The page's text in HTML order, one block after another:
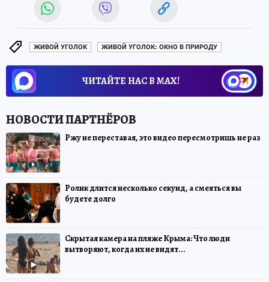
ЖИВОЙ УГОЛОК ЖИВОЙ УГОЛОК: ОКНО В ПРИРОДУ
ЧИТАЙТЕ НАС В МАХ!
Ржу не переставая, это видео пересмотришь не раз
Ролик длится несколько секунд, а смеяться вы
будете долго
Скрытая камера на пляже Крыма: Что люди
вытворяют, когда их не видят...